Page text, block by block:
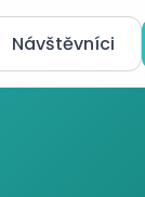
Návštěvníci